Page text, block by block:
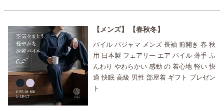
メンズ 春秋冬
パイル パジャマ メンズ 長袖 前開き 春 秋
用 日本製 フェアリー エア パイル 薄手 ふ
んわり やわらかい 感動 の 着心地 軽い 快
適 快眠 高級 男性 部屋着 ギフト プレゼン
ト